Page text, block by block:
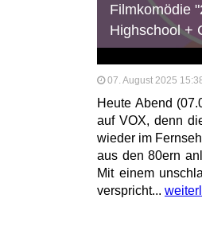
Filmkomödie
Highschool +
07. August 2025
Heute Abend
auf VOX, denn
wieder im
aus den 80ern
Mit einem
verspricht...